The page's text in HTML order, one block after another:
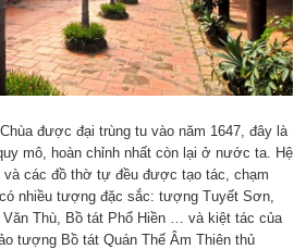
được đại trùng tu vào năm 1647, đây là
mô, hoàn chỉnh nhất còn lại ở nước ta. Hệ
các đồ thờ tự đều được tạo tác, chạm
nhiều tượng đặc sắc: tượng Tuyết Sơn,
Thù, Bồ tát Phổ Hiền … và kiệt tác của
tượng Bồ tát Quán Thế Âm Thiên thủ